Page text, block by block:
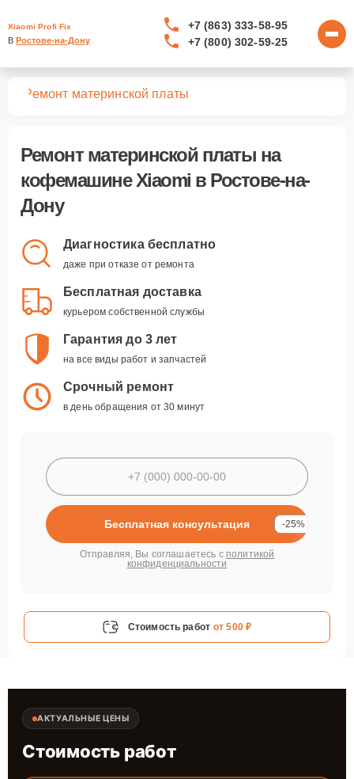
Xiaomi Profi Fix
В Ростове-на-Дону
+7 (863) 333-58-95
+7 (800) 302-59-25
Ремонт материнской платы
Ремонт материнской платы на
кофемашине Xiaomi в Ростове-на-
Дону
Диагностика бесплатно
даже при отказе от ремонта
Бесплатная доставка
курьером собственной службы
Гарантия до 3 лет
на все виды работ и запчастей
Срочный ремонт
в день обращения от 30 минут
Бесплатная консультация -25%
Отправляя, Вы соглашаетесь с политикой
конфиденциальности
Стоимость работ от 500 ₽
АКТУАЛЬНЫЕ ЦЕНЫ
Стоимость работ